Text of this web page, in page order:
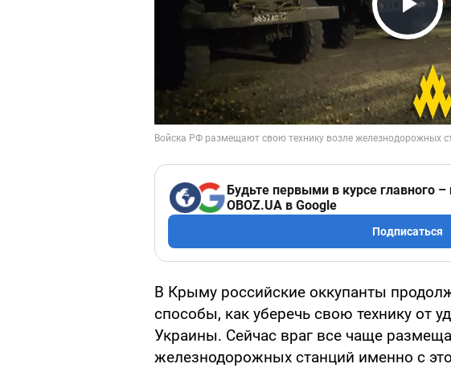
Play
Будьте первыми в курсе главного
OBOZ.UA в Google
Подписаться
В Крыму российские оккупанты
способы, как уберечь свою технику от
Украины. Сейчас враг все чаще
железнодорожных станций именно с